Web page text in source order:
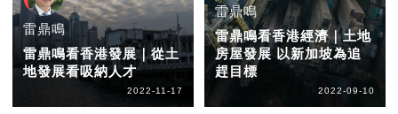
雷鼎鳴
雷鼎鳴看香港發展｜從土
地發展看吸納人才
2022-11-17
雷鼎鳴
雷鼎鳴看香港經濟｜土地
房屋發展 以新加坡為追
趕目標
2022-09-10